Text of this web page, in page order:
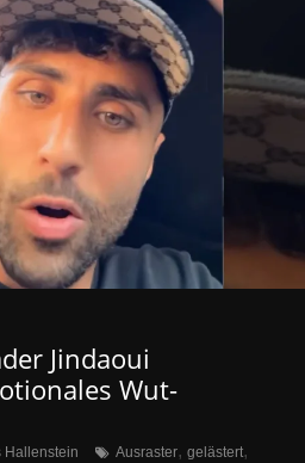
Jindaoui
Wut-
Hallenstein Ausraster, gelästert,